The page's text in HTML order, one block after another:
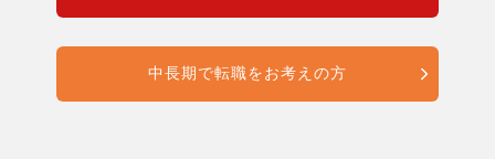
中長期で転職をお考えの方